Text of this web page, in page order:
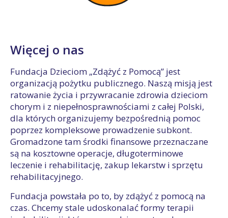
Więcej o nas
Fundacja Dzieciom „Zdążyć z Pomocą” jest
organizacją pożytku publicznego. Naszą misją jest
ratowanie życia i przywracanie zdrowia dzieciom
chorym i z niepełnosprawnościami z całej Polski,
dla których organizujemy bezpośrednią pomoc
poprzez kompleksowe prowadzenie subkont.
Gromadzone tam środki finansowe przeznaczane
są na kosztowne operacje, długoterminowe
leczenie i rehabilitację, zakup lekarstw i sprzętu
rehabilitacyjnego.
Fundacja powstała po to, by zdążyć z pomocą na
czas. Chcemy stale udoskonalać formy terapii